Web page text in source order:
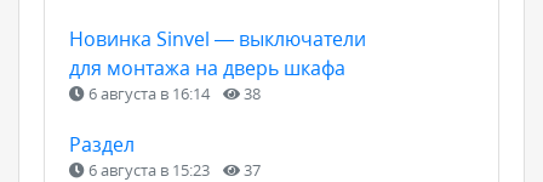
Новинка Sinvel — выключатели
для монтажа на дверь шкафа
6 августа в 16:14 38
Раздел
6 августа в 15:23 37